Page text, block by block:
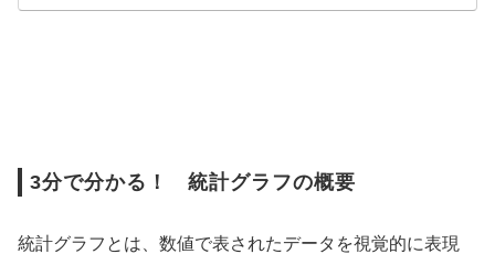
3分で分かる！ 統計グラフの概要
統計グラフとは、数値で表されたデータを視覚的に表現